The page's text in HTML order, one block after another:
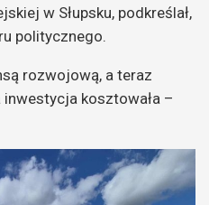
w Słupsku, podkreślał,
politycznego.
rozwojową, a teraz
inwestycja kosztowała –